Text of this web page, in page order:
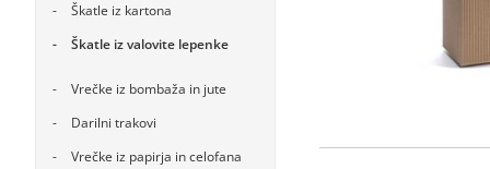
Škatle iz kartona
Škatle iz valovite lepenke
Vrečke iz bombaža in jute
Darilni trakovi
Vrečke iz papirja in celofana